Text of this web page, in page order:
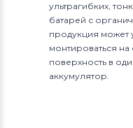
ультрагибких,
батарей с
продукция может
монтироваться
поверхность в
аккумулятор.